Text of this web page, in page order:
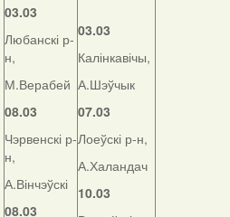
03.03
Любанскі р-
н,
М.Верабей
08.03
Чэрвенскі р-
н,
А.Вінчэўскі
08.03
03.03
Калінкавічы,
А.Шэўчык
07.03
Лоеўскі р-н,
А.Халандач
10.03